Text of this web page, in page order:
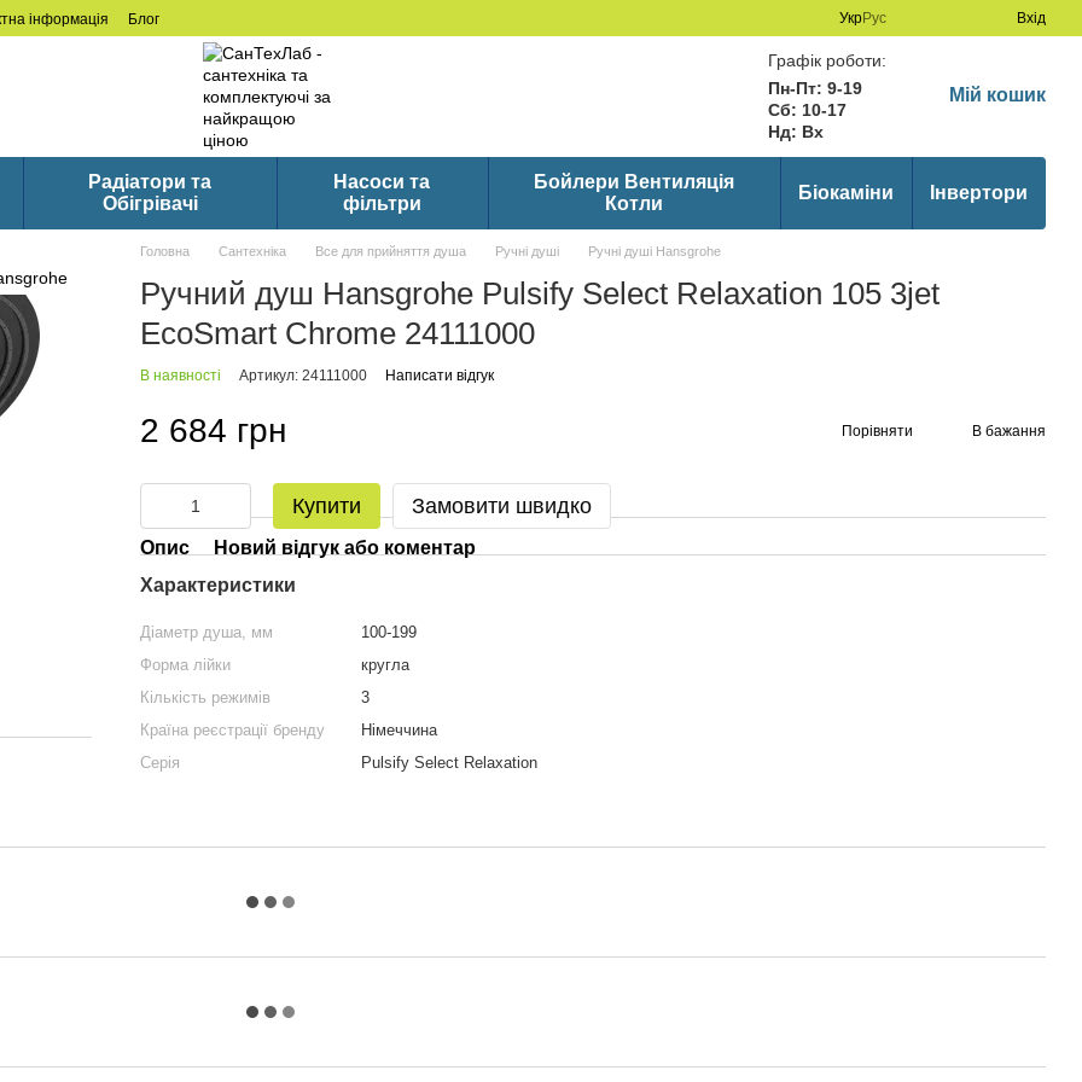
інформація Блог УкрРус Вхід
Графік роботи:
Пн-Пт: 9-19
Сб: 10-17
Нд: Вх
Мій кошик
Радіатори та
Обігрівачі
Насоси та
фільтри
Бойлери Вентиляція
Котли
Біокаміни Інвертори
Головна Сантехніка Все для прийняття душа Ручні душі Ручні душі Hansgrohe
Ручний душ Hansgrohe Pulsify Select Relaxation 105 3jet
EcoSmart Chrome 24111000
В наявності Артикул: 24111000 Написати відгук
2 684 грн Порівняти В бажання
Купити Замовити швидко
Опис
Новий відгук або коментар
Характеристики
Діаметр душа, мм
100-199
Форма лійки
кругла
Кількість режимів
3
Країна реєстрації бренду
Німеччина
Серія
Pulsify Select Relaxation